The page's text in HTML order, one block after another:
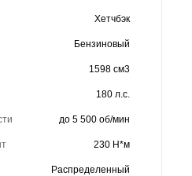
Хетчбэк
Бензиновый
1598 см3
180 л.с.
до 5 500 об/мин
230 Н*м
Распределенный